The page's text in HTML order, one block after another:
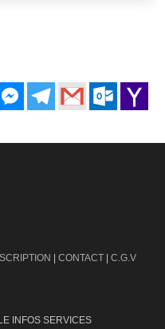
| CONTACT | C.G.V
INFOS SERVICES